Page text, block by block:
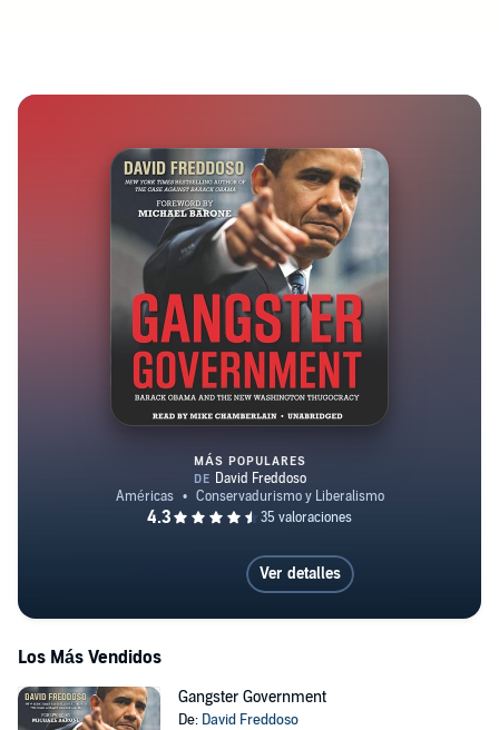
Gangster Government
MÁS POPULARES
Ver detalles
Los Más Vendidos
Gangster Government
De: David Freddoso